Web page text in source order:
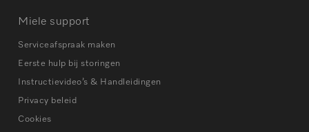
Miele support
Serviceafspraak maken
Eerste hulp bij storingen
Instructievideo’s & Handleidingen
Privacy beleid
Cookies